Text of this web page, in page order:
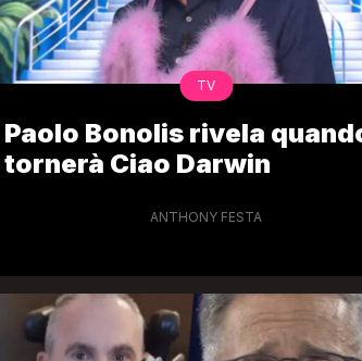
TV
Paolo Bonolis rivela
tornerà Ciao Darwin
ANTHONY FESTA
FABIANO MINACCI